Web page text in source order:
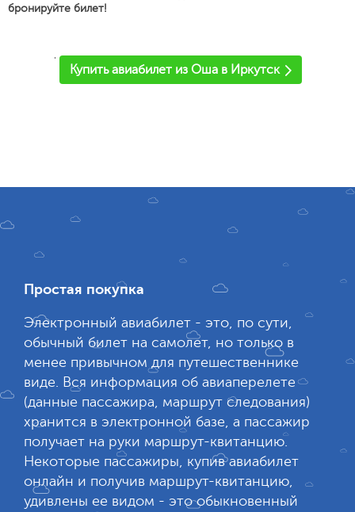
бронируйте билет!
'
Купить авиабилет из Оша в Иркутск
Простая покупка
Электронный авиабилет - это, по сути,
обычный билет на самолет, но только в
менее привычном для путешественнике
виде. Вся информация об авиаперелете
(данные пассажира, маршрут следования)
хранится в электронной базе, а пассажир
получает на руки маршрут-квитанцию.
Некоторые пассажиры, купив авиабилет
онлайн и получив маршрут-квитанцию,
удивлены ее видом - это обыкновенный